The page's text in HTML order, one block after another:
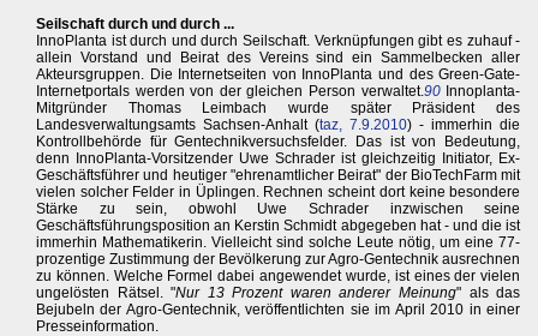
Seilschaft durch und durch ...
InnoPlanta ist durch und durch Seilschaft. Verknüpfungen gibt es zuhauf -
allein Vorstand und Beirat des Vereins sind ein Sammelbecken aller
Akteursgruppen. Die Internetseiten von InnoPlanta und des Green-Gate-
Internetportals werden von der gleichen Person verwaltet.90Innoplanta-
Mitgründer Thomas Leimbach wurde später Präsident des
Landesverwaltungsamts Sachsen-Anhalt (taz, 7.9.2010) - immerhin die
Kontrollbehörde für Gentechnikversuchsfelder. Das ist von Bedeutung,
denn InnoPlanta-Vorsitzender Uwe Schrader ist gleichzeitig Initiator, Ex-
Geschäftsführer und heutiger "ehrenamtlicher Beirat" der BioTechFarm mit
vielen solcher Felder in Üplingen. Rechnen scheint dort keine besondere
Stärke zu sein, obwohl Uwe Schrader inzwischen seine
Geschäftsführungsposition an Kerstin Schmidt abgegeben hat - und die ist
immerhin Mathematikerin. Vielleicht sind solche Leute nötig, um eine 77-
prozentige Zustimmung der Bevölkerung zur Agro-Gentechnik ausrechnen
zu können. Welche Formel dabei angewendet wurde, ist eines der vielen
ungelösten Rätsel. "Nur 13 Prozent waren anderer Meinung" als das
Bejubeln der Agro-Gentechnik, veröffentlichten sie im April 2010 in einer
Presseinformation.